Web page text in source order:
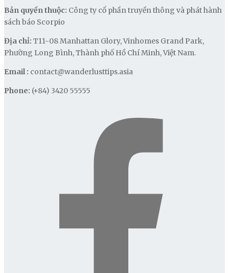
Bản quyền thuộc: Công ty cổ phần truyền thông và phát hành
sách báo Scorpio
Địa chỉ: T11-08 Manhattan Glory, Vinhomes Grand Park,
Phường Long Bình, Thành phố Hồ Chí Minh, Việt Nam.
Email : contact@wanderlusttips.asia
Phone: (+84) 3420 55555